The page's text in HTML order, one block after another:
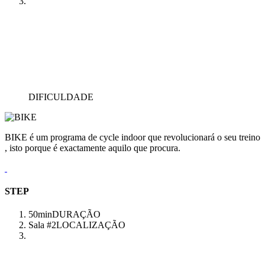
DIFICULDADE
BIKE é um programa de cycle indoor que revolucionará o seu treino
, isto porque é exactamente aquilo que procura.
STEP
50minDURAÇÃO
Sala #2LOCALIZAÇÃO